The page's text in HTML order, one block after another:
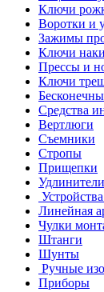
Ключи
Воротки и
Зажимы
Ключи
Прессы и
Ключи
Средства
Вертлюги
Съемники
Стропы
Прищепки
Удлинители
Линейная
Чулки
Штанги
Шунты
Ручные
Приборы